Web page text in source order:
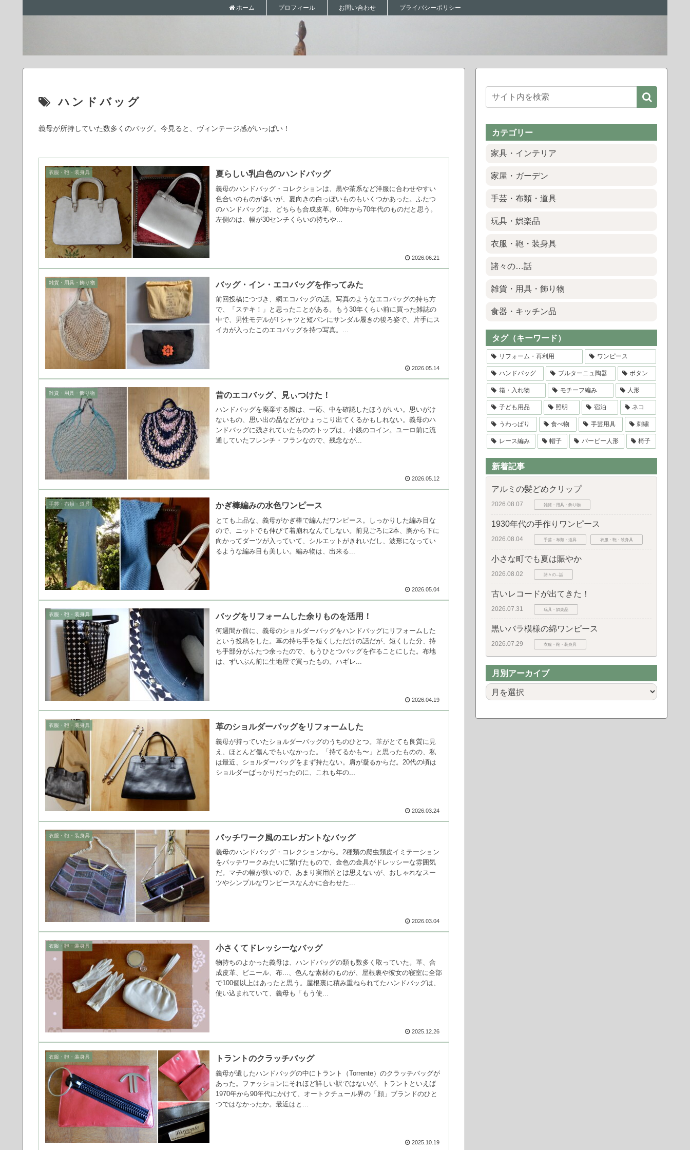
ホーム プロフィール お問い合わせ プライバシーポリシー
ハンドバッグ
義母が所持していた数多くのバッグ。今見ると、ヴィンテージ感がいっぱい！
衣服・鞄・装身具 夏らしい乳白色のハンドバッグ
義母のハンドバッグ・コレクションは、黒や茶系など洋服に合わせやすい
色合いのものが多いが、夏向きの白っぽいものもいくつかあった。ふたつ
のハンドバッグは、どちらも合成皮革。60年から70年代のものだと思う。
左側のは、幅が30センチくらいの持ちや...
2026.06.21
雑貨・用具・飾り物 バッグ・イン・エコバッグを作ってみた
前回投稿につづき、網エコバッグの話。写真のようなエコバッグの持ち方
で、「ステキ！」と思ったことがある。もう30年くらい前に買った雑誌の
中で、男性モデルがTシャツと短パンにサンダル履きの後ろ姿で、片手にス
イカが入ったこのエコバッグを持つ写真。...
2026.05.14
雑貨・用具・飾り物 昔のエコバッグ、見ぃつけた！
ハンドバッグを廃棄する際は、一応、中を確認したほうがいい。思いがけ
ないもの、思い出の品などがひょっこり出てくるかもしれない。義母のハ
ンドバッグに残されていたもののトップは、小銭のコイン。ユーロ前に流
通していたフレンチ・フランなので、残念なが...
2026.05.12
手芸・布類・道具 かぎ棒編みの水色ワンピース
とても上品な、義母がかぎ棒で編んだワンピース。しっかりした編み目な
ので、ニットでも伸びて着崩れなんてしない。前見ごろに2本、胸から下に
向かってダーツが入っていて、シルエットがきれいだし、波形になってい
るような編み目も美しい。編み物は、出来る...
2026.05.04
衣服・鞄・装身具 バッグをリフォームした余りものを活用！
何週間か前に、義母のショルダーバッグをハンドバッグにリフォームした
という投稿をした。革の持ち手を短くしただけの話だが、短くした分、持
ち手部分がふたつ余ったので、もうひとつバッグを作ることにした。布地
は、ずいぶん前に生地屋で買ったもの。ハギレ...
2026.04.19
衣服・鞄・装身具 革のショルダーバッグをリフォームした
義母が持っていたショルダーバッグのうちのひとつ。革がとても良質に見
え、ほとんど傷んでもいなかった。「持てるかも〜」と思ったものの、私
は最近、ショルダーバッグをまず持たない。肩が凝るからだ。20代の頃は
ショルダーばっかりだったのに、これも年の...
2026.03.24
衣服・鞄・装身具 パッチワーク風のエレガントなバッグ
義母のハンドバッグ・コレクションから。2種類の爬虫類皮イミテーション
をパッチワークみたいに繋げたもので、金色の金具がドレッシーな雰囲気
だ。マチの幅が狭いので、あまり実用的とは思えないが、おしゃれなスー
ツやシンプルなワンピースなんかに合わせた...
2026.03.04
衣服・鞄・装身具 小さくてドレッシーなバッグ
物持ちのよかった義母は、ハンドバッグの類も数多く取っていた。革、合
成皮革、ビニール、布...、色んな素材のものが、屋根裏や彼女の寝室に全部
で100個以上はあったと思う。屋根裏に積み重ねられてたハンドバッグは、
使い込まれていて、義母も「もう使...
2025.12.26
衣服・鞄・装身具 トラントのクラッチバッグ
義母が遺したハンドバッグの中にトラント（Torrente）のクラッチバッグが
あった。ファッションにそれほど詳しい訳ではないが、トラントといえば
1970年から90年代にかけて、オートクチュール界の「顔」ブランドのひと
つではなかったか。最近はと...
2025.10.19
カテゴリー
家具・インテリア
家屋・ガーデン
手芸・布類・道具
玩具・娯楽品
衣服・鞄・装身具
諸々の…話
雑貨・用具・飾り物
食器・キッチン品
タグ（キーワード）
リフォーム・再利用 ワンピース
ハンドバッグ ブルターニュ陶器 ボタン
箱・入れ物 モチーフ編み 人形
子ども用品 照明 宿泊 ネコ
うわっぱり 食べ物 手芸用具 刺繍
レース編み 帽子 バービー人形 椅子
新着記事
アルミの髪どめクリップ
2026.08.07 雑貨・用具・飾り物
1930年代の手作りワンピース
2026.08.04 手芸・布類・道具 衣服・鞄・装身具
小さな町でも夏は賑やか
2026.08.02 諸々の...話
古いレコードが出てきた！
2026.07.31 玩具・娯楽品
黒いバラ模様の綿ワンピース
2026.07.29 衣服・鞄・装身具
月別アーカイブ